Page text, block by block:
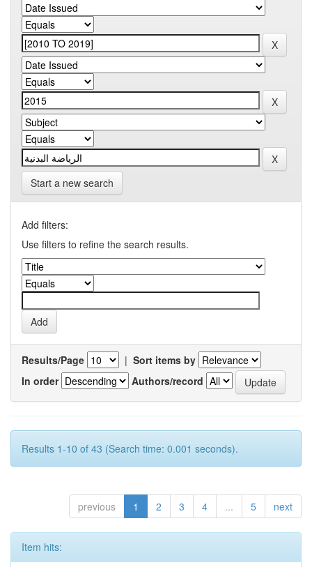
Start a new search
Add filters:
Use filters to refine the search results.
Results/Page | Sort items by
In order
Authors/record
Results 1-10 of 43 (Search time: 0.001 seconds).
previous 1 2 3 4 ... 5 next
Item hits: